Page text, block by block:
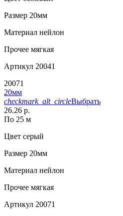
Размер 20мм
Материал нейлон
Прочее мягкая
Артикул 20041
20071
20мм
checkmark_alt_circleВыбрать
26.26 р.
По 25 м
Цвет серый
Размер 20мм
Материал нейлон
Прочее мягкая
Артикул 20071